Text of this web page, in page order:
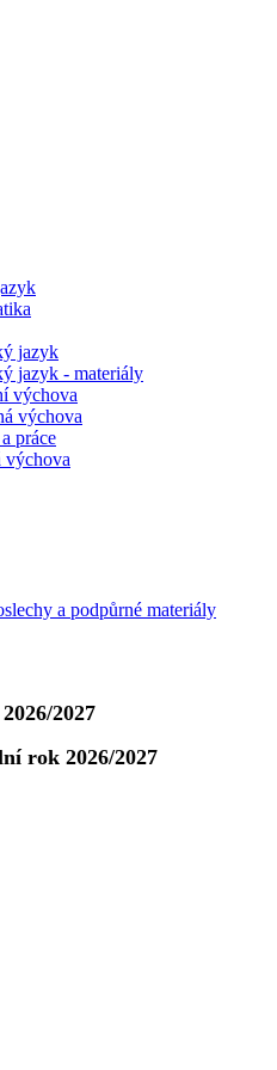
jazyk
jazyk - materiály
výchova
výchova
práce
výchova
a podpůrné materiály
2027
rok 2026/2027